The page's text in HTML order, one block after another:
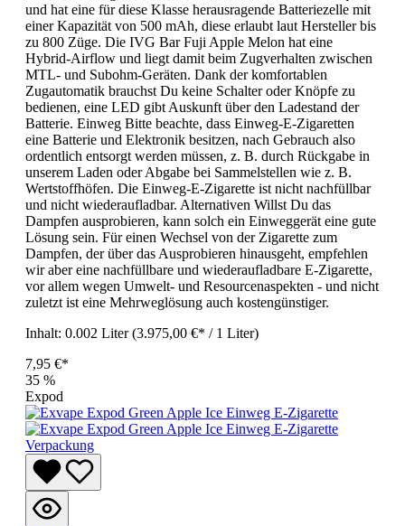
und hat eine für diese Klasse herausragende Batteriezelle mit
einer Kapazität von 500 mAh, diese erlaubt laut Hersteller bis
zu 800 Züge. Die IVG Bar Fuji Apple Melon hat eine
Hybrid-Airflow und liegt damit beim Zugverhalten zwischen
MTL- und Subohm-Geräten. Dank der komfortablen
Zugautomatik brauchst Du keine Schalter oder Knöpfe zu
bedienen, eine LED gibt Auskunft über den Ladestand der
Batterie. Einweg Bitte beachte, dass Einweg-E-Zigaretten
eine Batterie und Elektronik besitzen, nach Gebrauch also
ordentlich entsorgt werden müssen, z. B. durch Rückgabe in
unserem Laden oder Abgabe bei Sammelstellen wie z. B.
Wertstoffhöfen. Die Einweg-E-Zigarette ist nicht nachfüllbar
und nicht wiederaufladbar. Alternativen Willst Du das
Dampfen ausprobieren, kann solch ein Einweggerät eine gute
Lösung sein. Für einen Wechsel von der Zigarette zum
Dampfen, der über das Ausprobieren hinausgeht, empfehlen
wir aber eine nachfüllbare und wiederaufladbare E-Zigarette,
vor allem wegen Umwelt- und Resourcenaspekten - und nicht
zuletzt ist eine Mehrweglösung auch kostengünstiger.
Inhalt: 0.002 Liter(3.975,00 €* / 1 Liter)
7,95 €*
35 %
Expod